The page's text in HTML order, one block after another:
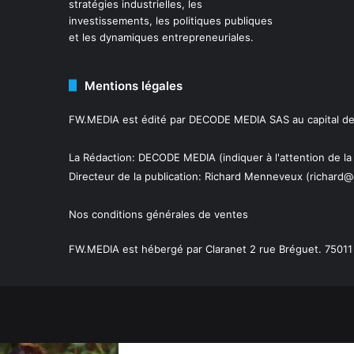
stratégies industrielles, les
investissements, les politiques publiques
et les dynamiques entrepreneuriales.
Mentions légales
FW.MEDIA est édité par DECODE MEDIA SAS au capital
La Rédaction: DECODE MEDIA (indiquer à l'attention de
Directeur de la publication: Richard Menneveux
Nos conditions générales de ventes
FW.MEDIA est hébergé par Claranet 2 rue Bréguet.